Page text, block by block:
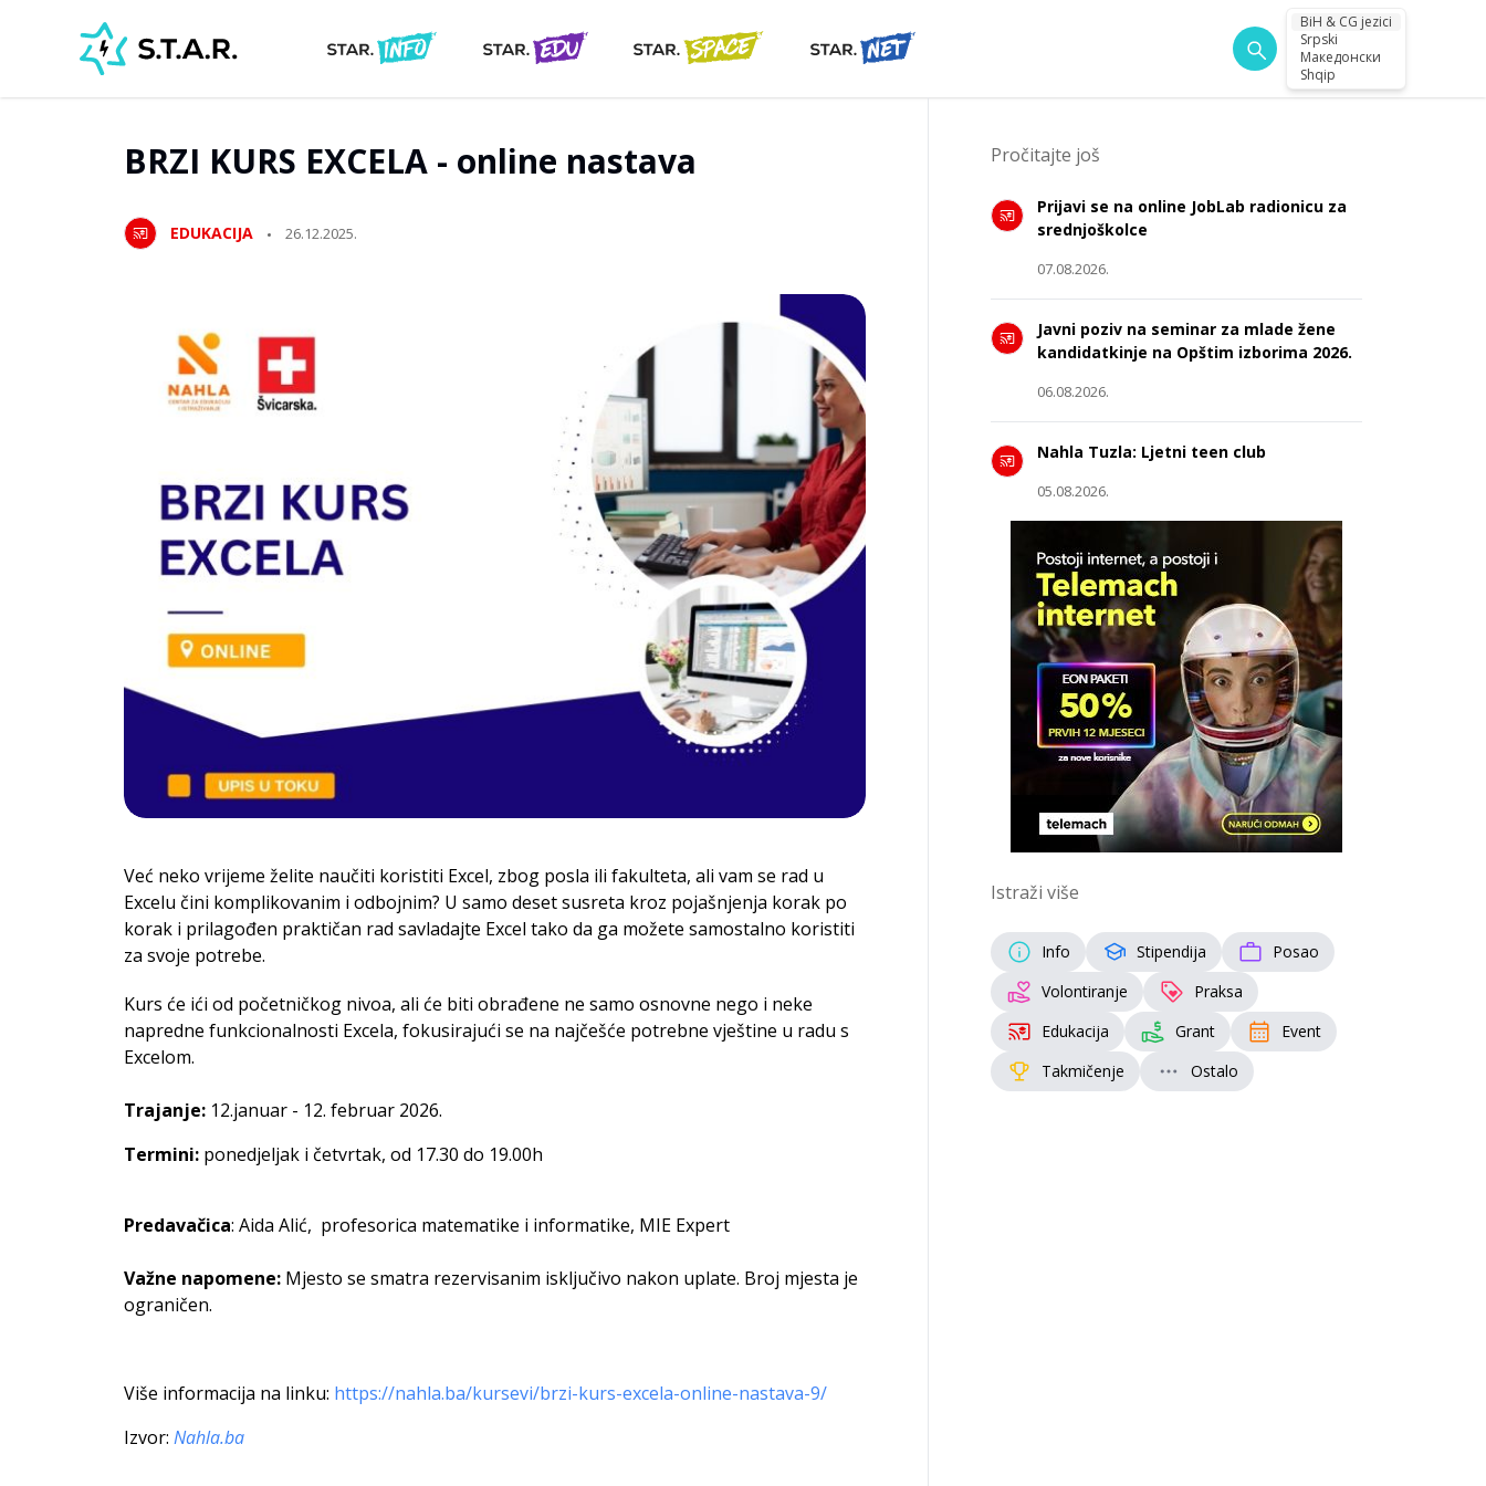
BiH & CG jezici
Srpski
Македонски
Shqip
BRZI KURS EXCELA - online nastava
EDUKACIJA 26.12.2025.
Već neko vrijeme želite naučiti koristiti Excel, zbog posla ili fakulteta, ali vam se rad u
Excelu čini komplikovanim i odbojnim? U samo deset susreta kroz pojašnjenja korak po
korak i prilagođen praktičan rad savladajte Excel tako da ga možete samostalno koristiti
za svoje potrebe.
Kurs će ići od početničkog nivoa, ali će biti obrađene ne samo osnovne nego i neke
napredne funkcionalnosti Excela, fokusirajući se na najčešće potrebne vještine u radu s
Excelom.
Trajanje: 12.januar - 12. februar 2026.
Termini: ponedjeljak i četvrtak, od 17.30 do 19.00h
Predavačica: Aida Alić, profesorica matematike i informatike, MIE Expert
Važne napomene: Mjesto se smatra rezervisanim isključivo nakon uplate. Broj mjesta je
ograničen.
Više informacija na linku: https://nahla.ba/kursevi/brzi-kurs-excela-online-nastava-9/
Izvor: Nahla.ba
Pročitajte još
Prijavi se na online JobLab radionicu za
srednjoškolce
07.08.2026.
Javni poziv na seminar za mlade žene
kandidatkinje na Opštim izborima 2026.
06.08.2026.
Nahla Tuzla: Ljetni teen club
05.08.2026.
Istraži više
Info Stipendija
Posao
Volontiranje
Praksa
Edukacija
Grant
Event
Takmičenje
Ostalo